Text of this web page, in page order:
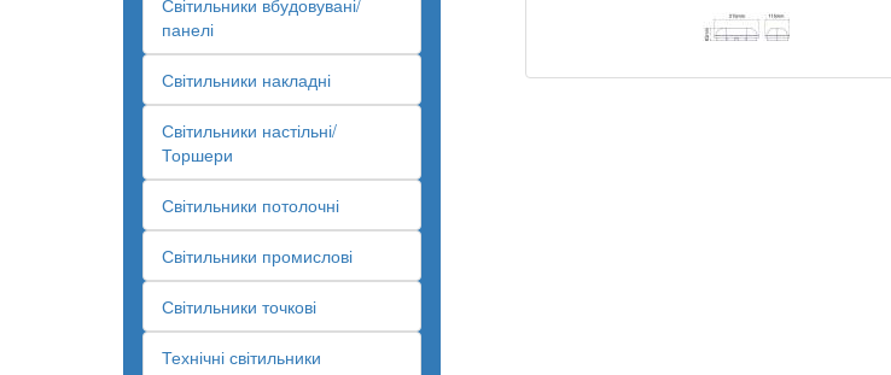
Світильники вбудовувані/
панелі
Світильники накладні
Світильники настільні/
Торшери
Світильники потолочні
Світильники промислові
Світильники точкові
Технічні світильники